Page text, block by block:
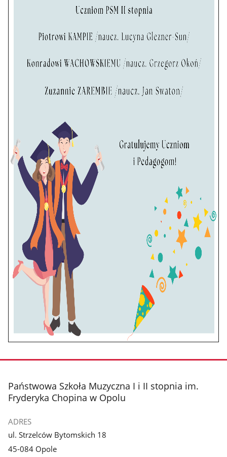
stopka
Państwowa Szkoła Muzyczna I i II stopnia im.
Fryderyka Chopina w Opolu
ADRES
ul. Strzelców Bytomskich 18
45-084 Opole